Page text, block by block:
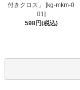
付きクロス」 [kg-mkm-0
01]
598円(税込)